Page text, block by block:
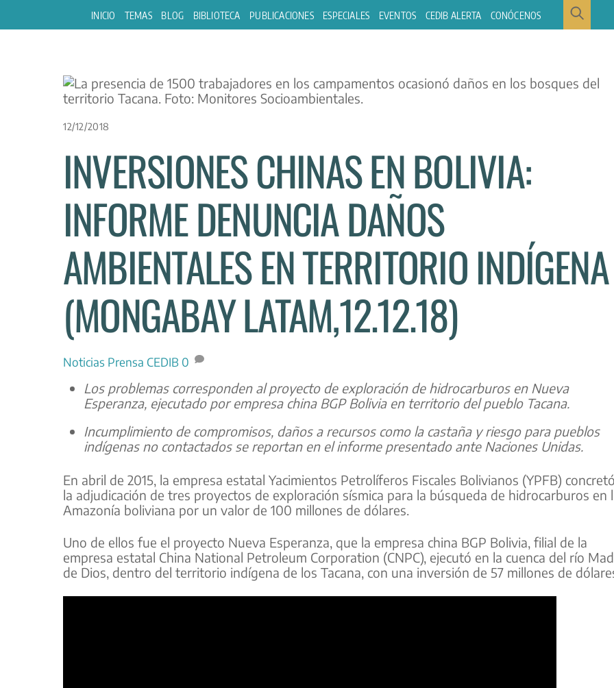
INICIO TEMAS BLOG BIBLIOTECA PUBLICACIONES ESPECIALES EVENTOS CEDIB ALERTA CONÓCENOS
12/12/2018
INVERSIONES CHINAS EN BOLIVIA:
INFORME DENUNCIA DAÑOS
AMBIENTALES EN TERRITORIO INDÍGENA
(MONGABAY LATAM,12.12.18)
Noticias Prensa CEDIB 0
Los problemas corresponden al proyecto de exploración de hidrocarburos en Nueva
Esperanza, ejecutado por empresa china BGP Bolivia en territorio del pueblo Tacana.
Incumplimiento de compromisos, daños a recursos como la castaña y riesgo para pueblos
indígenas no contactados se reportan en el informe presentado ante Naciones Unidas.
En abril de 2015, la empresa estatal Yacimientos Petrolíferos Fiscales Bolivianos (YPFB)
la adjudicación de tres proyectos de exploración sísmica para la búsqueda de hidrocarburos en
Amazonía boliviana por un valor de 100 millones de dólares.
Uno de ellos fue el proyecto Nueva Esperanza, que la empresa china BGP Bolivia, filial de la
empresa estatal China National Petroleum Corporation (CNPC), ejecutó en la cuenca del río
de Dios, dentro del territorio indígena de los Tacana, con una inversión de 57 millones de